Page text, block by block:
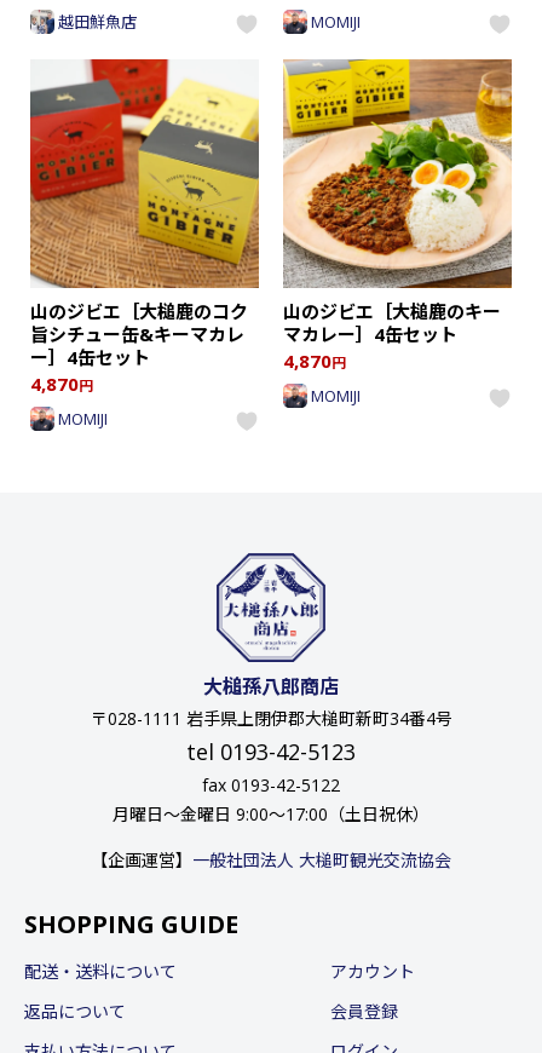
越田鮮魚店 MOMIJI
山のジビエ［大槌鹿のコク
旨シチュー缶&キーマカレ
ー］4缶セット
4,870円
MOMIJI
山のジビエ［大槌鹿のキー
マカレー］4缶セット
4,870円
MOMIJI
大槌孫八郎商店
〒028-1111 岩手県上閉伊郡大槌町新町34番4号
tel 0193-42-5123
fax 0193-42-5122
月曜日〜金曜日 9:00〜17:00（土日祝休）
【企画運営】 一般社団法人 大槌町観光交流協会
SHOPPING GUIDE
配送・送料について
返品について
アカウント
会員登録